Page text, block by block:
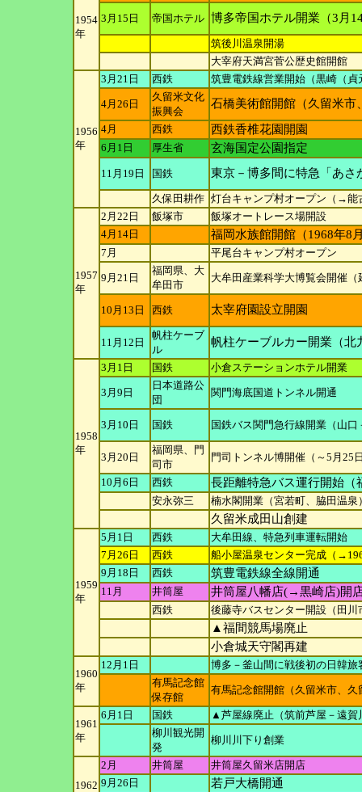
1954
年
3月15日 帝国ホテル 博多帝国ホテル開業（3月
筑後川温泉開湯
大宰府天満宮菅公歴史館開館
1956
年
3月21日 西鉄 筑豊電鉄線営業開始（黒崎（貞
4月26日
久留米文化
振興会
石橋美術館開館（久留米市
4月 西鉄 西鉄香椎花園開園
6月1日 厚生省 玄海国定公園指定
11月19日 国鉄 東京－博多間に特急「あさ
久保田耕作 灯台キャンプ村オープン（→能
1957
年
2月22日 飯塚市
飯塚オートレース場開設
4月14日
福岡水族館開館（1968年8
7月 平尾台キャンプ村オープン
9月21日
福岡県、大
牟田市
大牟田産業科学大博覧会開催
10月13日 西鉄 太宰府園設立開園
11月12日
帆柱ケーブ
ル
帆柱ケーブルカー開業（北
1958
年
3月1日 国鉄 小倉ステーションホテル開業
3月9日
日本道路公
団
関門海底国道トンネル開通
3月10日 国鉄 国鉄バス関門急行線開業（山口
3月20日
福岡県、門
司市
門司トンネル博開催（～5月25
10月6日 西鉄 長距離特急バス運行開始（
安永弥三 楠水閣開業（宮若町、脇田温泉
久留米成田山創建
1959
年
5月1日 西鉄
大牟田線、特急列車運転開始
7月26日
西鉄
船小屋温泉センター完成（
9月18日
西鉄 筑豊電鉄線全線開通
11月 井筒屋 井筒屋八幡店(→黒崎店)開
西鉄 後藤寺バスセンター開設（田川
▲福間競馬場廃止
小倉城天守閣再建
1960
年
12月1日
博多－釜山間に戦後初の日韓旅
有馬記念館
保存館
有馬記念館開館（久留米市、
1961
年
6月1日 国鉄
▲芦屋線廃止（筑前芦屋－遠賀
柳川観光開
発
柳川川下り創業
1962
2月 井筒屋
井筒屋久留米店開店
9月26日
若戸大橋開通